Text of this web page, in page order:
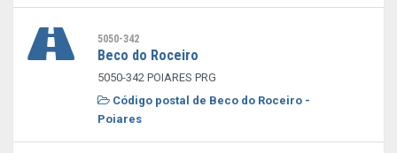
5050-342
Beco do Roceiro
5050-342 POIARES PRG
Código postal de Beco do Roceiro -
Poiares